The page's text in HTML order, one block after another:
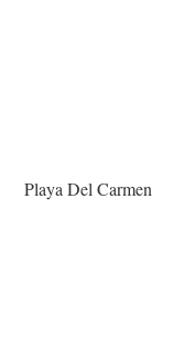
Playa Del Carmen